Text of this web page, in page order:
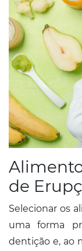
de
Selecionar os
uma forma
dentição e, ao